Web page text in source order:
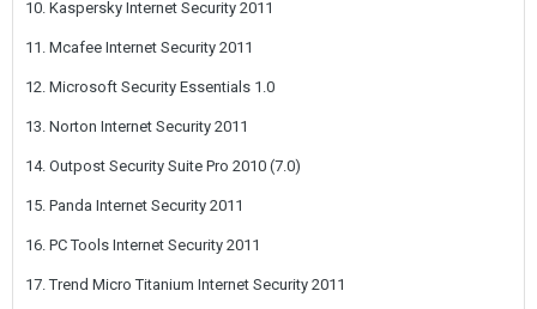
10. Kaspersky Internet Security 2011
11. Mcafee Internet Security 2011
12. Microsoft Security Essentials 1.0
13. Norton Internet Security 2011
14. Outpost Security Suite Pro 2010 (7.0)
15. Panda Internet Security 2011
16. PC Tools Internet Security 2011
17. Trend Micro Titanium Internet Security 2011